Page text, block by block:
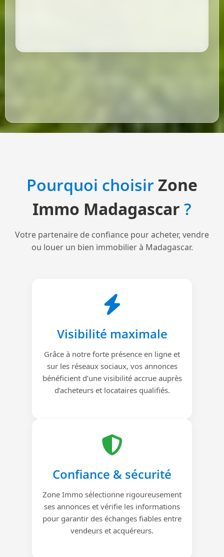
Pourquoi choisirZone
Immo Madagascar ?
Votre partenaire de confiance pour acheter, vendre
ou louer un bien immobilier à Madagascar.
Visibilité maximale
Grâce à notre forte présence en ligne et
sur les réseaux sociaux, vos annonces
bénéficient d’une visibilité accrue auprès
d’acheteurs et locataires qualifiés.
Confiance & sécurité
Zone Immo sélectionne rigoureusement
ses annonces et vérifie les informations
pour garantir des échanges fiables entre
vendeurs et acquéreurs.